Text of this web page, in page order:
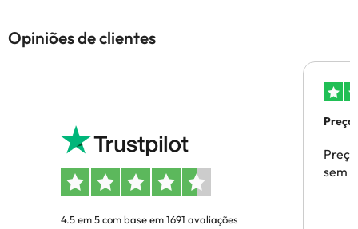
Opiniões de clientes
4.5 em 5 com base em 1691 avaliações
sem